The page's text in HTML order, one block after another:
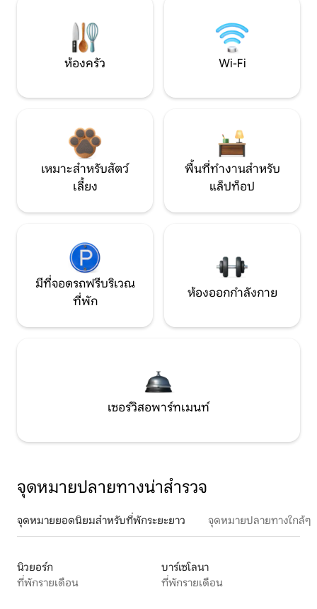
ห้องครัว Wi-Fi
เหมาะสำหรับสัตว์
เลี้ยง
พื้นที่ทำงานสำหรับ
แล็ปท็อป
มีที่จอดรถฟรีบริเวณ
ที่พัก
ห้องออกกำลังกาย
เซอร์วิสอพาร์ทเมนท์
จุดหมายปลายทางน่าสำรวจ
จุดหมายยอดนิยมสำหรับที่พักระยะยาว จุดหมายปลายทางใกล้ๆ
นิวยอร์ก
ที่พักรายเดือน
บาร์เซโลนา
ที่พักรายเดือน